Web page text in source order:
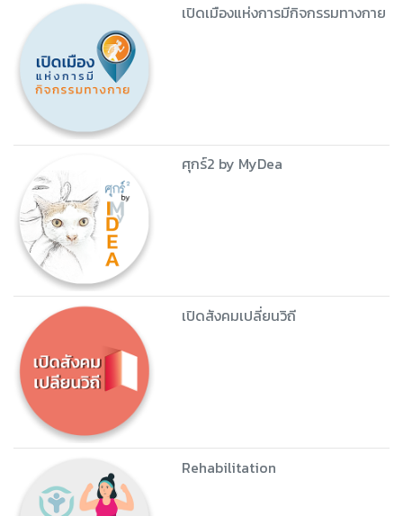
เปิดเมืองแห่งการมีกิจกรรมทางกาย
ศุกร์2 by MyDea
เปิดสังคมเปลี่ยนวิถี
Rehabilitation